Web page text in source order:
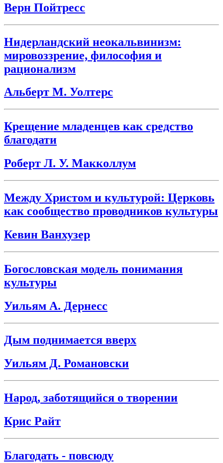
Верн Пойтресс
Нидерландский неокальвинизм:
мировоззрение, философия и
рационализм
Альберт М. Уолтерс
Крещение младенцев как средство
благодати
Роберт Л. У. Макколлум
Между Христом и культурой: Церковь
как сообщество проводников культуры
Кевин Ванхузер
Богословская модель понимания
культуры
Уильям А. Дернесс
Дым поднимается вверх
Уильям Д. Романовски
Народ, заботящийся о творении
Крис Райт
Благодать - повсюду